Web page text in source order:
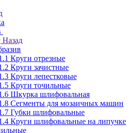
Назад
Круги отрезные
Круги зачистные
Круги лепестковые
Круги точильные
Шкурка шлифовальная
Сегменты для мозаичных машин
Губки шлифовальные
Круги шлифовальные на липучке